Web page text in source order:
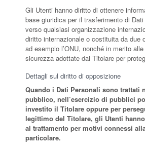
Gli Utenti hanno diritto di ottenere
base giuridica per il trasferimento di
verso qualsiasi organizzazione
diritto internazionale o costituita da due
ad esempio l’ONU, nonché in merito
sicurezza adottate dal Titolare per
Dettagli sul diritto di opposizione
Quando i Dati Personali sono trattati
pubblico, nell’esercizio di pubblici
investito il Titolare oppure per
legittimo del Titolare, gli Utenti
al trattamento per motivi connessi
particolare.